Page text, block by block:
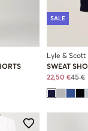
SALE
Lyle & Scott
SWEAT
22,50 €45 €